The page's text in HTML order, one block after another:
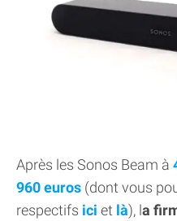
Après les Sonos Beam à
960 euros (dont vous
respectifs ici et là), la